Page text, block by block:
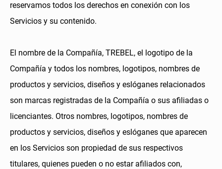
reservamos todos los derechos en conexión con los
Servicios y su contenido.
El nombre de la Compañía, TREBEL, el logotipo de la
Compañía y todos los nombres, logotipos, nombres de
productos y servicios, diseños y eslóganes relacionados
son marcas registradas de la Compañía o sus afiliadas o
licenciantes. Otros nombres, logotipos, nombres de
productos y servicios, diseños y eslóganes que aparecen
en los Servicios son propiedad de sus respectivos
titulares, quienes pueden o no estar afiliados con,